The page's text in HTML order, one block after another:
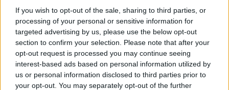
If you wish to opt-out of the sale, sharing to third parties, or
processing of your personal or sensitive information for
targeted advertising by us, please use the below opt-out
section to confirm your selection. Please note that after your
opt-out request is processed you may continue seeing
interest-based ads based on personal information utilized by
us or personal information disclosed to third parties prior to
your opt-out. You may separately opt-out of the further
Ακολουθήστε το στοGoogle News
και μάθετε πρώτοι όλα τα επιχειρηματικά νέα